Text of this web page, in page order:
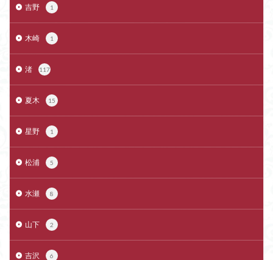
吉野 1
木崎 1
渚 117
夏木 15
星野 1
松浦 5
水瀬 8
山下 2
吉沢 6